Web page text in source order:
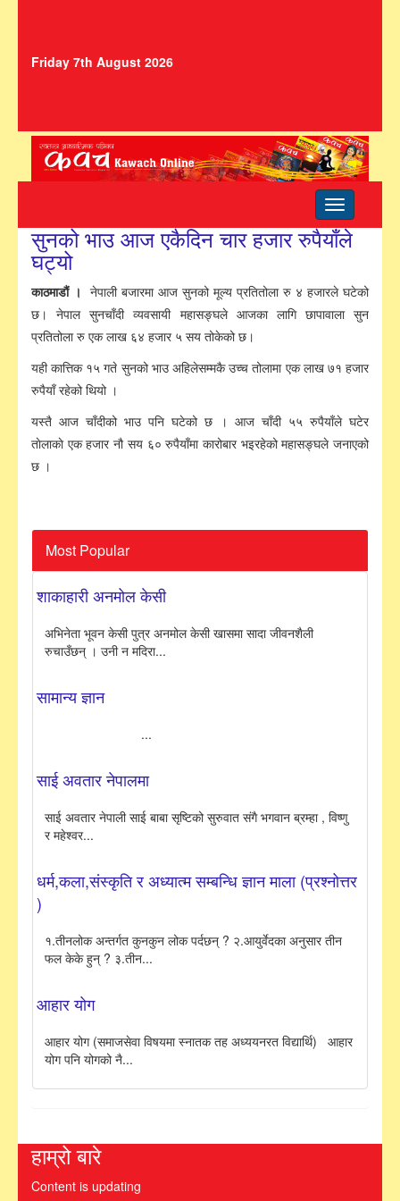
Friday 7th August 2026
Toggle
navigation
सुनको भाउ आज एकैदिन चार हजार रुपैयाँले
घट्यो
काठमाडौं । नेपाली बजारमा आज सुनको मूल्य प्रतितोला रु ४ हजारले घटेको
छ। नेपाल सुनचाँदी व्यवसायी महासङ्घले आजका लागि छापावाला सुन
प्रतितोला रु एक लाख ६४ हजार ५ सय तोकेको छ।
यही कात्तिक १५ गते सुनको भाउ अहिलेसम्मकै उच्च तोलामा एक लाख ७१ हजार
रुपैयाँ रहेको थियो ।
यस्तै आज चाँदीको भाउ पनि घटेको छ । आज चाँदी ५५ रुपैयाँले घटेर
ताेलाकाे एक हजार नौ सय ६० रुपैयाँमा कारोबार भइरहेको महासङ्घले जनाएको
छ ।
Most Popular
शाकाहारी अनमोल केसी
अभिनेता भूवन केसी पुत्र अनमोल केसी खासमा सादा जीवनशैली
रुचाउँछन् । उनी न मदिरा...
सामान्य ज्ञान
...
साई अवतार नेपालमा
साई अवतार नेपाली साई बाबा सृष्टिको सुरुवात संगै भगवान ब्रम्हा , विष्णु
र महेश्वर...
धर्म,कला,संस्कृति र अध्यात्म सम्बन्धि ज्ञान माला (प्रश्नोत्तर
)
१.तीनलोक अन्तर्गत कुनकुन लोक पर्दछन् ? २.आयुर्वेदका अनुसार तीन
फल केके हुन् ? ३.तीन...
आहार योग
आहार योग (समाजसेवा विषयमा स्नातक तह अध्ययनरत विद्यार्थि) आहार
योग पनि योगको नै...
हाम्रो बारे
Content is updating